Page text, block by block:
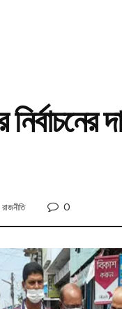
রাজনীতি 0